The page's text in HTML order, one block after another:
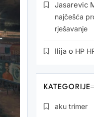
Jasarevic
najčešća
rješavanje
Ilija o HP
KATEGORIJE
aku trimer